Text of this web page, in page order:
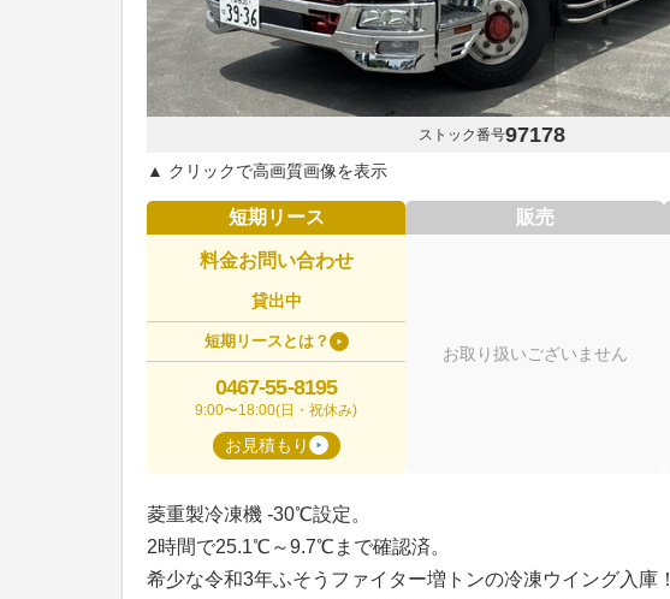
ストック番号97178
▲ クリックで高画質画像を表示
短期リース
料金お問い合わせ
貸出中
短期リースとは？
0467-55-8195
9:00〜18:00(日・祝休み)
お見積もり
販売
お取り扱いございません
菱重製冷凍機 -30℃設定。
2時間で25.1℃～9.7℃まで確認済。
希少な令和3年ふそうファイター増トンの冷凍ウイング入庫！